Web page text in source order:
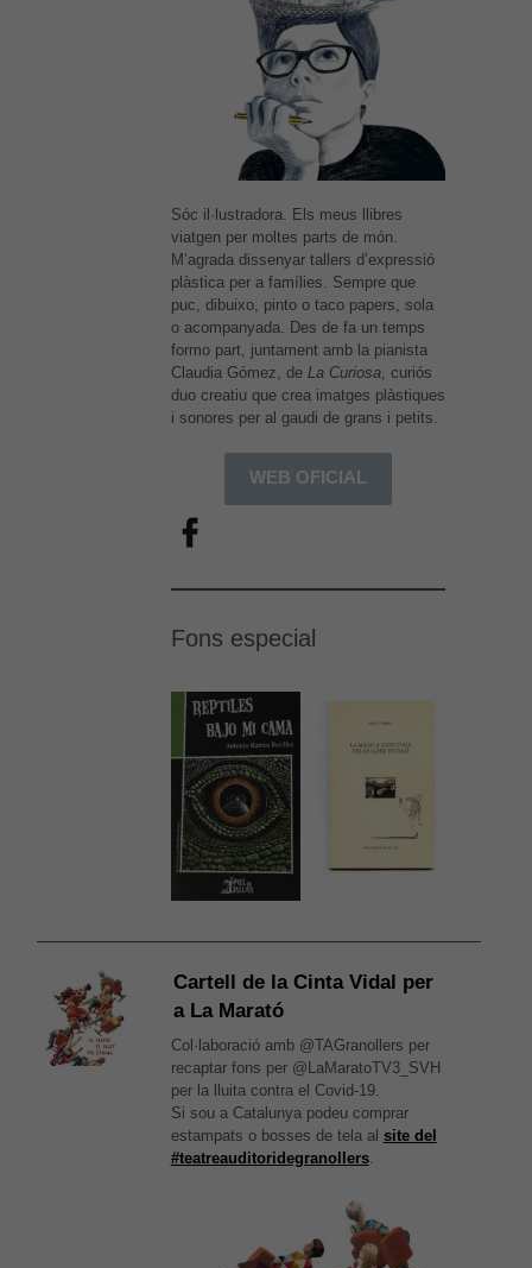
Sóc il·lustradora. Els meus llibres
viatgen per moltes parts de món.
M’agrada dissenyar tallers d’expressió
plàstica per a famílies. Sempre que
puc, dibuixo, pinto o taco papers, sola
o acompanyada. Des de fa un temps
formo part, juntament amb la pianista
Claudia Gómez, de La Curiosa, curiós
duo creatiu que crea imatges plàstiques
i sonores per al gaudi de grans i petits.
WEB OFICIAL
Fons especial
Cartell de la Cinta Vidal per
a La Marató
Col·laboració amb @TAGranollers per
recaptar fons per @LaMaratoTV3_SVH
per la lluita contra el Covid-19.
Si sou a Catalunya podeu comprar
estampats o bosses de tela al site del
#teatreauditoridegranollers.